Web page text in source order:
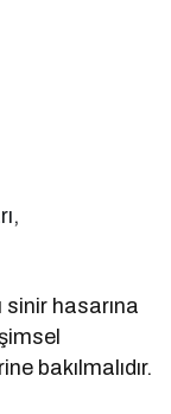
sinir hasarına
bakılmalıdır.